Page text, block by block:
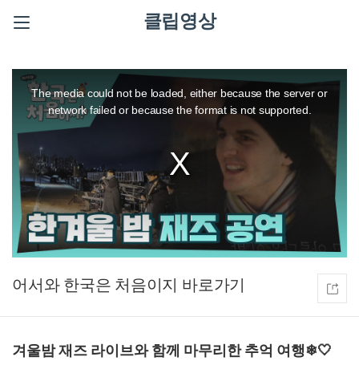
클립영상
modal
window.
The media could not be loaded, either because the server or
network failed or because the format is not supported.
어서와 한국은 처음이지
겨울밤 재즈 라이브와 함께 마무리한 추억 여행❄🤍